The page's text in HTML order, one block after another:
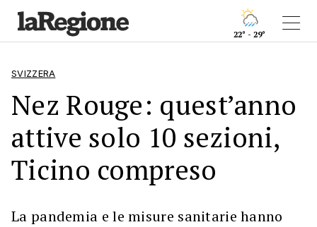
22° - 29°
SVIZZERA
Nez Rouge: quest’anno
attive solo 10 sezioni,
Ticino compreso
La pandemia e le misure sanitarie hanno